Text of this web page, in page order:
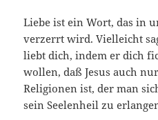
Liebe ist ein Wort, das in
verzerrt wird. Vielleicht
liebt dich, indem er dich
wollen, daß Jesus auch
Religionen ist, der man
sein Seelenheil zu